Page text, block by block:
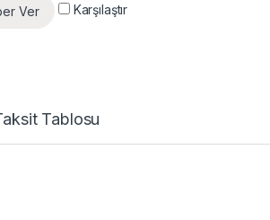
Ver Karşılaştır
Tablosu